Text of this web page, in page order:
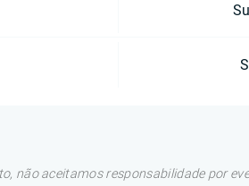
não aceitamos responsabilidade por